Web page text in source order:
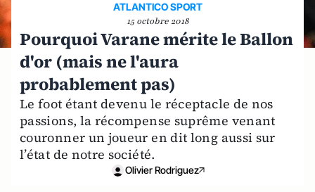
ATLANTICO SPORT
15 octobre 2018
Pourquoi Varane mérite le Ballon
d'or (mais ne l'aura
probablement pas)
Le foot étant devenu le réceptacle de nos
passions, la récompense suprême venant
couronner un joueur en dit long aussi sur
l’état de notre société.
Olivier Rodriguez